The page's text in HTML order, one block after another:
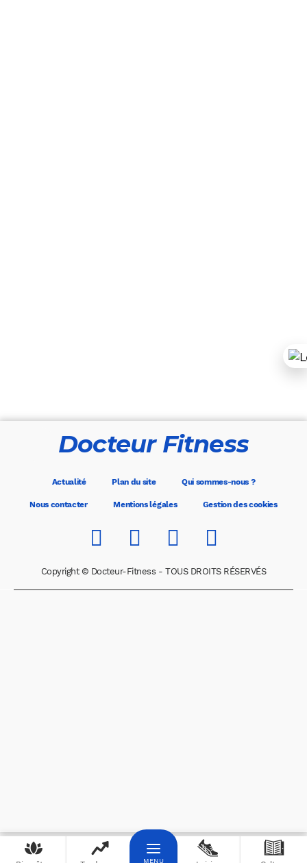
Docteur Fitness
Actualité Plan du site Qui sommes-nous ?
Nous contacter Mentions légales Gestion des cookies
Copyright © Docteur-Fitness - TOUS DROITS RÉSERVÉS